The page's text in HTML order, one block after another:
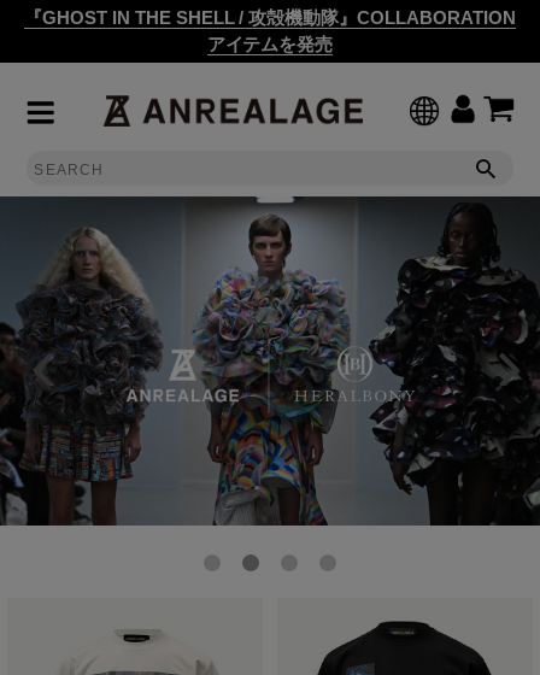
『GHOST IN THE SHELL / 攻殻機動隊』COLLABORATION
アイテムを発売